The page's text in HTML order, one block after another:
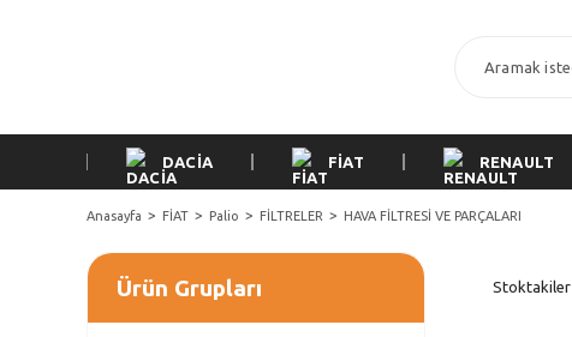
DACİA FİAT RENAULT
Anasayfa FİAT Palio FİLTRELER HAVA FİLTRESİ VE PARÇALARI
Ürün Grupları Stoktakiler